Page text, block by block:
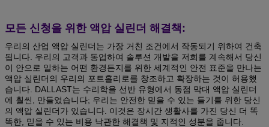
모든 신청을 위한 액압 실린더 해결책:
우리의 산업 액압 실린더는 가장 거친 조건에서 작동되기 위하여 건축
됩니다. 우리의 고객과 동업하여 솔루션 개발을 저희를 계속해서 당신
이 안으로 일하는 어떤 환경든지를 위한 세계적인 안전 표준을 만나는
액압 실린더의 우리의 포트홀리로를 창조하고 확장하는 것이 허용했
습니다. DALLAST는 수리학을 선반 유형에서 동점 막대 액압 실린더
에 훨씬, 만들었습니다; 우리는 안전한 믿을 수 있는 들기를 위한 당신
의 액압 실린더가 있습니다. 이것은 장시간 생활사를 가진 당신 더 똑
똑한, 믿을 수 있는 비용 낙관한 해결책 및 지적인 성분을 줍니다.